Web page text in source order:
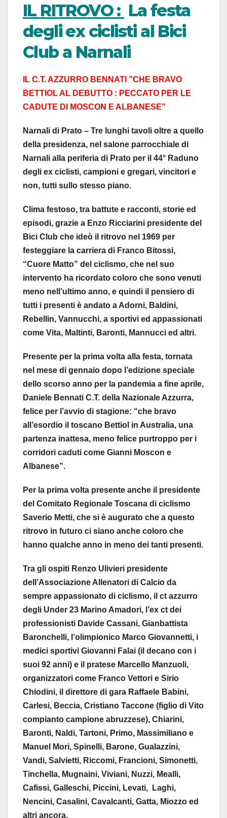
IL RITROVO : La festa
degli ex ciclisti al Bici
Club a Narnali
IL C.T. AZZURRO BENNATI ”CHE BRAVO
BETTIOL AL DEBUTTO : PECCATO PER LE
CADUTE DI MOSCON E ALBANESE”
Narnali di Prato – Tre lunghi tavoli oltre a quello
della presidenza, nel salone parrocchiale di
Narnali alla periferia di Prato per il 44° Raduno
degli ex ciclisti, campioni e gregari, vincitori e
non, tutti sullo stesso piano.
Clima festoso, tra battute e racconti, storie ed
episodi, grazie a Enzo Ricciarini presidente del
Bici Club che ideò il ritrovo nel 1969 per
festeggiare la carriera di Franco Bitossi,
“Cuore Matto” del ciclismo, che nel suo
intervento ha ricordato coloro che sono venuti
meno nell’ultimo anno, e quindi il pensiero di
tutti i presenti è andato a Adorni, Baldini,
Rebellin, Vannucchi, a sportivi ed appassionati
come Vita, Maltinti, Baronti, Mannucci ed altri.
Presente per la prima volta alla festa, tornata
nel mese di gennaio dopo l’edizione speciale
dello scorso anno per la pandemia a fine aprile,
Daniele Bennati C.T. della Nazionale Azzurra,
felice per l’avvio di stagione: “che bravo
all’esordio il toscano Bettiol in Australia, una
partenza inattesa, meno felice purtroppo per i
corridori caduti come Gianni Moscon e
Albanese”.
Per la prima volta presente anche il presidente
del Comitato Regionale Toscana di ciclismo
Saverio Metti, che si è augurato che a questo
ritrovo in futuro ci siano anche coloro che
hanno qualche anno in meno dei tanti presenti.
Tra gli ospiti Renzo Ulivieri presidente
dell’Associazione Allenatori di Calcio da
sempre appassionato di ciclismo, il ct azzurro
degli Under 23 Marino Amadori, l’ex ct dei
professionisti Davide Cassani, Gianbattista
Baronchelli, l’olimpionico Marco Giovannetti, i
medici sportivi Giovanni Falai (il decano con i
suoi 92 anni) e il pratese Marcello Manzuoli,
organizzatori come Franco Vettori e Sirio
Chiodini, il direttore di gara Raffaele Babini,
Carlesi, Beccia, Cristiano Taccone (figlio di Vito
compianto campione abruzzese), Chiarini,
Baronti, Naldi, Tartoni, Primo, Massimiliano e
Manuel Mori, Spinelli, Barone, Gualazzini,
Vandi, Salvietti, Riccomi, Francioni, Simonetti,
Tinchella, Mugnaini, Viviani, Nuzzi, Mealli,
Cafissi, Galleschi, Piccini, Levati, Laghi,
Nencini, Casalini, Cavalcanti, Gatta, Miozzo ed
altri ancora.